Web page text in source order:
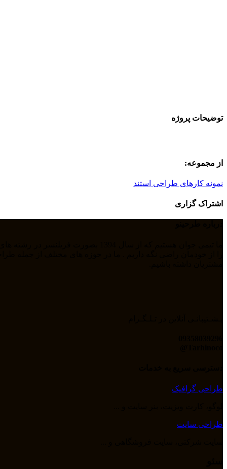
توضیحات پروژه
از مجموعه:
نمونه کارهای طراحی استند
اشتراک گزاری
طراحی گرافیک
طراحی سایت